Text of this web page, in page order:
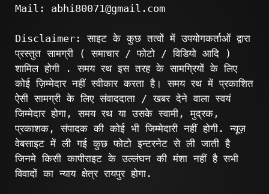
Mail: abhi80071@gmail.com
Disclaimer: साइट के कुछ तत्वों में उपयोगकर्ताओं द्वारा
प्रस्तुत सामग्री ( समाचार / फोटो / विडियो आदि )
शामिल होगी . समय रथ इस तरह के सामग्रियों के लिए
कोई ज़िम्मेदार नहीं स्वीकार करता है। समय रथ में प्रकाशित
ऐसी सामग्री के लिए संवाददाता / खबर देने वाला स्वयं
जिम्मेदार होगा, समय रथ या उसके स्वामी, मुद्रक,
प्रकाशक, संपादक की कोई भी जिम्मेदारी नहीं होगी. न्यूज़
वेबसाइट में ली गई कुछ फोटो इन्टरनेट से ली जाती है
जिनमे किसी कापीराइट के उल्लंघन की मंशा नहीं है सभी
विवादों का न्याय क्षेत्र रायपुर होगा.